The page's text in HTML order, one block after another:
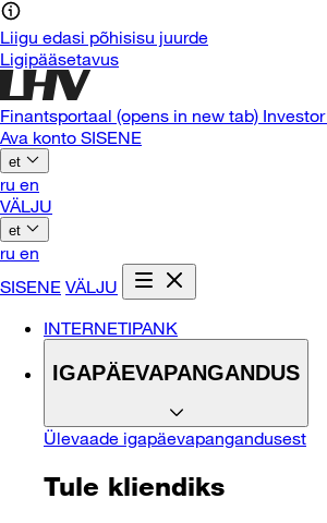
Liigu edasi põhisisu juurde
Ligipääsetavus
Finantsportaal (opens in new tab) Investor
Ava konto SISENE
et
ru en
VÄLJU
et
ru en
SISENE VÄLJU
INTERNETIPANK
IGAPÄEVAPANGANDUS
Ülevaade igapäevapangandusest
Tule kliendiks